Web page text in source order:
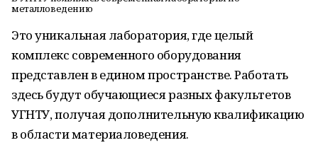
металловедению
Это уникальная лаборатория, где целый
комплекс современного оборудования
представлен в едином пространстве. Работать
здесь будут обучающиеся разных факультетов
УГНТУ, получая дополнительную квалификацию
в области материаловедения.